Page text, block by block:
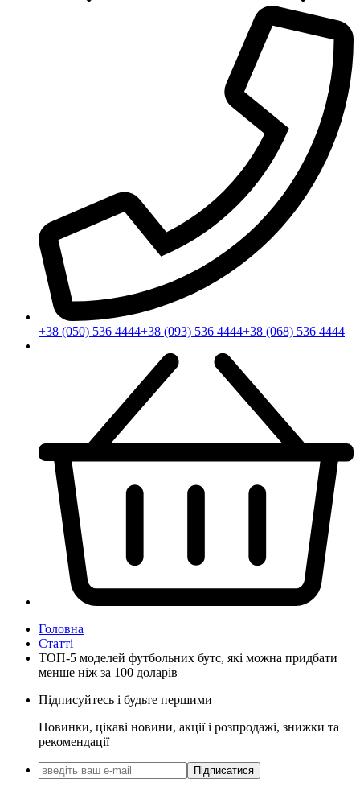
+38 (050) 536 4444+38 (093) 536 4444+38 (068) 536 4444
Головна
Статті
ТОП-5 моделей футбольних бутс, які можна придбати
менше ніж за 100 доларів
Підписуйтесь і будьте першими
Новинки, цікаві новини, акції і розпродажі, знижки та
рекомендації
Підписатися